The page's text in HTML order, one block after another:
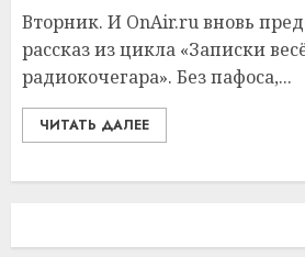
Вторник. И OnAir.ru вновь
рассказ из цикла «Записки
радиокочегара». Без пафоса,...
ЧИТАТЬ ДАЛЕЕ